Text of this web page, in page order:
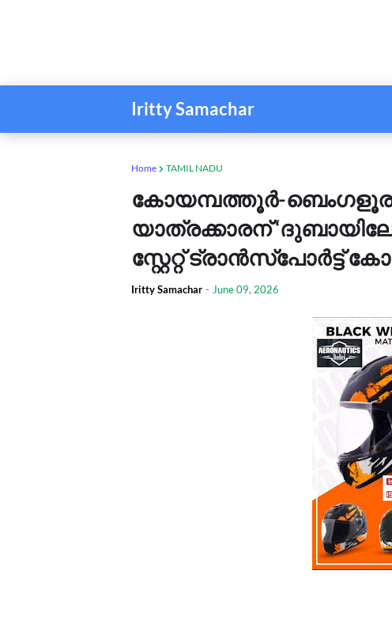
Iritty Samachar
Home TAMIL NADU
കോയമ്പത്തൂർ-
യാത്രക്കാരന്
സ്റ്റേറ്റ് ട്രാൻസ്‌പോർട്ട്
Iritty Samachar - June 09, 2026